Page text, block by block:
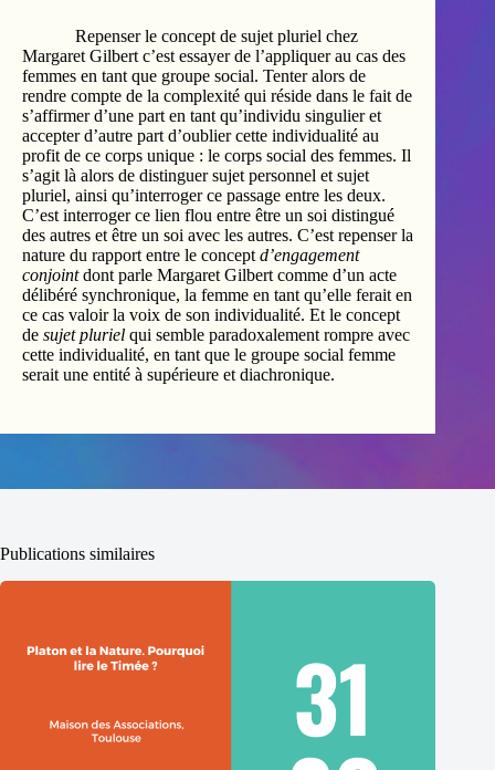
Repenser le concept de sujet pluriel chez
Margaret Gilbert c’est essayer de l’appliquer au cas des
femmes en tant que groupe social. Tenter alors de
rendre compte de la complexité qui réside dans le fait de
s’affirmer d’une part en tant qu’individu singulier et
accepter d’autre part d’oublier cette individualité au
profit de ce corps unique : le corps social des femmes. Il
s’agit là alors de distinguer sujet personnel et sujet
pluriel, ainsi qu’interroger ce passage entre les deux.
C’est interroger ce lien flou entre être un soi distingué
des autres et être un soi avec les autres. C’est repenser la
nature du rapport entre le concept d’engagement
conjointdont parle Margaret Gilbert comme d’un acte
délibéré synchronique, la femme en tant qu’elle ferait en
ce cas valoir la voix de son individualité. Et le concept
de sujet pluriel qui semble paradoxalement rompre avec
cette individualité, en tant que le groupe social femme
serait une entité à supérieure et diachronique.
Publications similaires